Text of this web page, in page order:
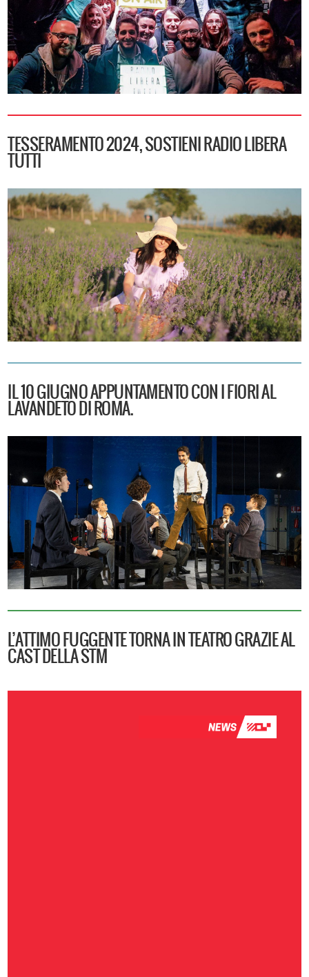
TESSERAMENTO 2024, SOSTIENI RADIO LIBERA
TUTTI
IL 10 GIUGNO APPUNTAMENTO CON I FIORI AL
LAVANDETO DI ROMA.
L’ATTIMO FUGGENTE TORNA IN TEATRO GRAZIE AL
CAST DELLA STM